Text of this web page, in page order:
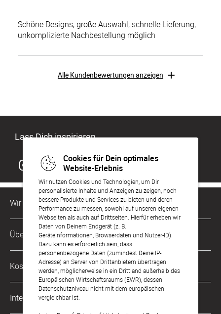
Cookies für Dein optimales
Website-Erlebnis
Wir nutzen Cookies und Technologien, um Dir
personalisierte Inhalte und Anzeigen zu zeigen, noch
bessere Produkte und Services zu bieten und deren
Performance zu messen, sowohl auf unseren eigenen
Webseiten als auch auf Drittseiten. Hierfür erheben wir
Daten von Deinem Endgerät (z. B.
Geräteinformationen, Browserdaten und Nutzer-ID).
Dazu kann es erforderlich sein, dass
personenbezogene Daten (zumindest Deine IP-
Adresse) an Server von Drittanbietern übertragen
werden, möglicherweise in ein Drittland außerhalb des
Europäischen Wirtschaftsraums (EWR), dessen
Datenschutzniveau nicht mit dem europäischen
vergleichbar ist.
Schöne Designs, große Auswahl, schnelle Lieferung,
unkomplizierte Nachbestellung möglich
Alle Kundenbewertungen anzeigen
Lass Dich inspirieren
Wir sind für Dich da
Kundenservice-Hotline
0049 221 956 725 10
Mo. - Fr. von 9 bis 17 Uhr
kontakt@sendmoments.ch
Über Uns
Philosophie
Karriere
Impressum
AGB & Widerrufsrecht
Kostenlose Services
Musterkarten
International